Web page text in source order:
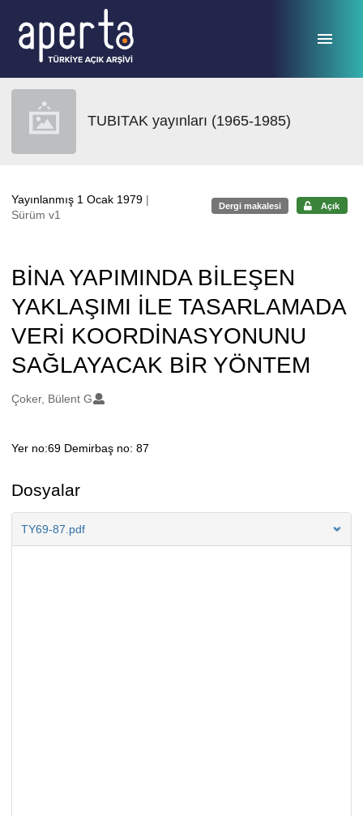
TUBITAK yayınları (1965-1985)
Yayınlanmış 1 Ocak 1979 |
Sürüm v1
Dergi makalesi Açık
BİNA YAPIMINDA BİLEŞEN
YAKLAŞIMI İLE TASARLAMADA
VERİ KOORDİNASYONUNU
SAĞLAYACAK BİR YÖNTEM
Oluşturanlar
Çoker, Bülent G
Açıklama
Yer no:69 Demirbaş no: 87
Dosyalar
TY69-87.pdf